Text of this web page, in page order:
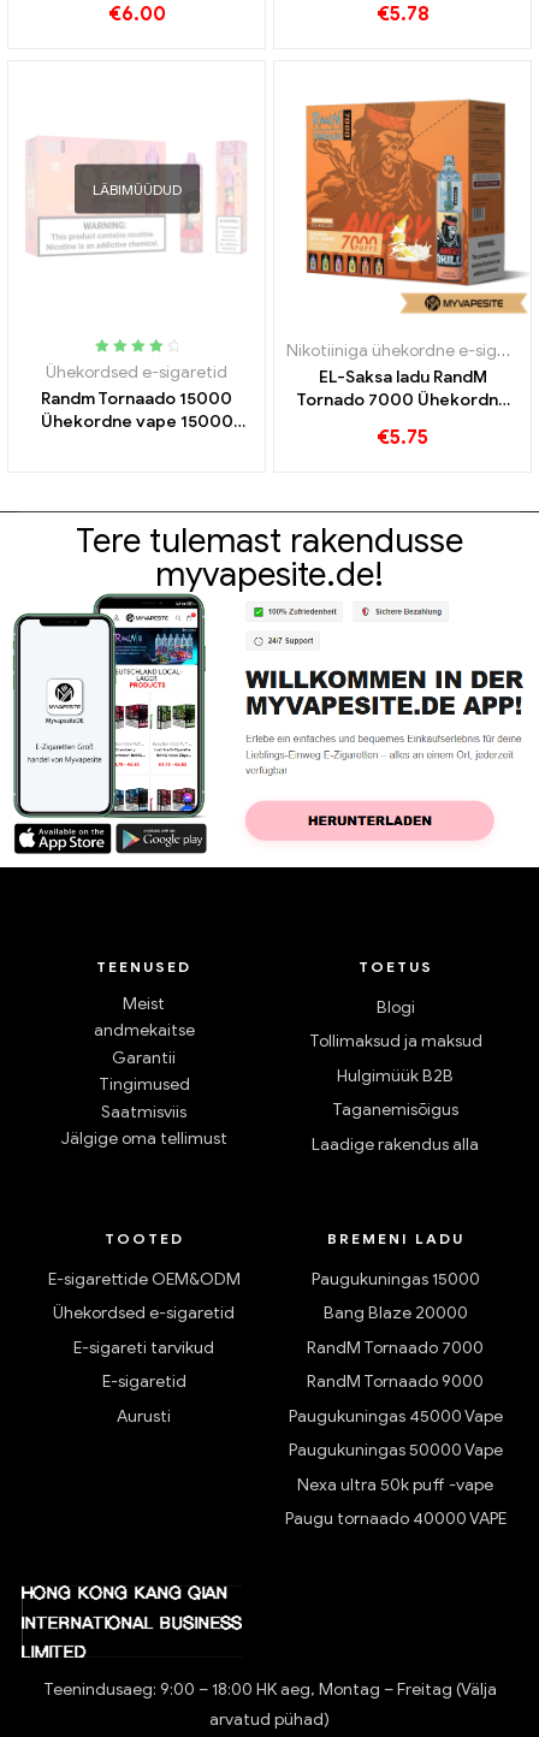
€6.00 €5.78
LÄBIMÜÜDUD
Hinnatud
pärast 5
Ühekordsed e-sigaretid
Randm Tornaado 15000
Ühekordne vape 15000
Nikotiiniga ühekordne e-sigaret
EL-Saksa ladu RandM
Tornado 7000 Ühekordne
€5.75
Tere tulemast rakendusse
myvapesite.de!
TEENUSED
Meist
andmekaitse
Garantii
Tingimused
Saatmisviis
Jälgige oma tellimust
TOETUS
Blogi
Tollimaksud ja maksud
Hulgimüük B2B
Taganemisõigus
Laadige rakendus alla
TOOTED
E-sigarettide OEM&ODM
Ühekordsed e-sigaretid
E-sigareti tarvikud
E-sigaretid
Aurusti
BREMENI LADU
Paugukuningas 15000
Bang Blaze 20000
RandM Tornaado 7000
RandM Tornaado 9000
Paugukuningas 45000 Vape
Paugukuningas 50000 Vape
Nexa ultra 50k puff -vape
Paugu tornaado 40000 VAPE
Teenindusaeg: 9:00 – 18:00 HK aeg, Montag – Freitag (Välja
arvatud pühad)